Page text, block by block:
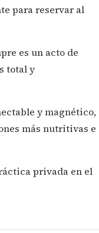
para reservar al
es un acto de
total y
y magnético,
más nutritivas e
privada en el